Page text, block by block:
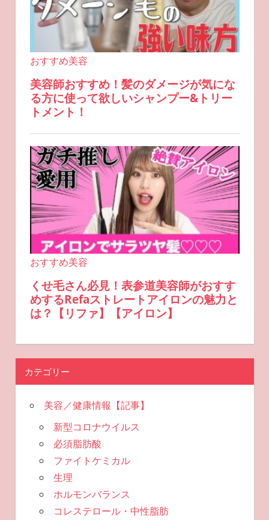
カテゴリー
美容／健康情報【記事】
新型コロナウイルス
必須脂肪酸
ファイトケミカル
生理
ホルモンバランス
コレステロール・中性脂肪